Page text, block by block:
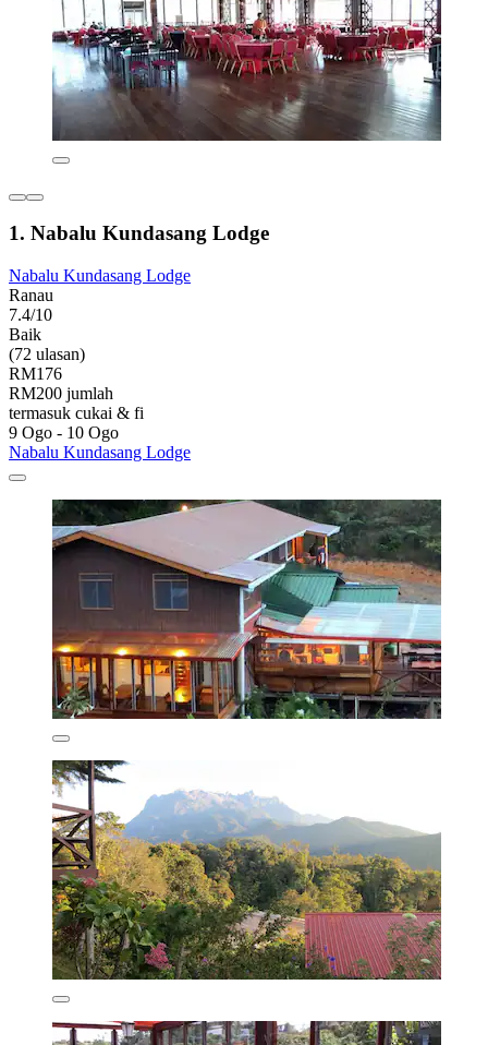
1. Nabalu Kundasang Lodge
Nabalu Kundasang Lodge
Ranau
7.4/10
Baik
(72 ulasan)
RM176
RM200 jumlah
termasuk cukai & fi
9 Ogo - 10 Ogo
Nabalu Kundasang Lodge